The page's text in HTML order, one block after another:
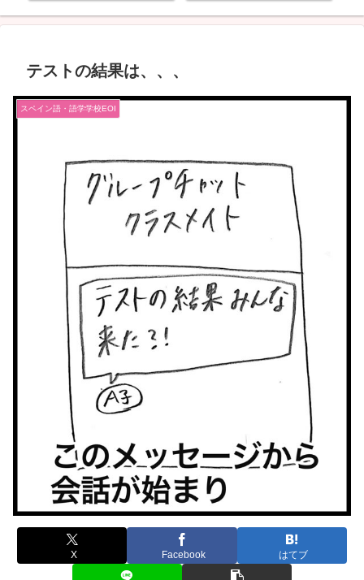
テストの結果は、、、
スペイン語・語学学校EOI
X Facebook はてブ